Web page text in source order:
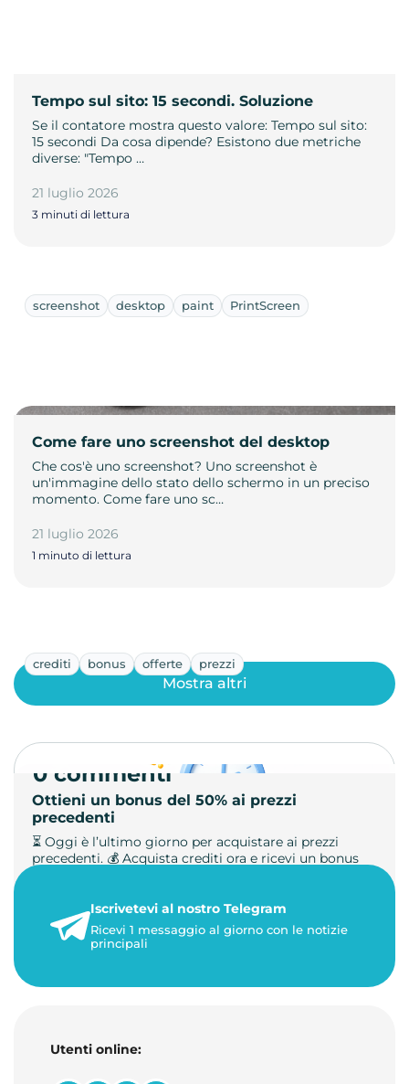
Tempo sul sito: 15 secondi. Soluzione
Se il contatore mostra questo valore: Tempo sul sito:
15 secondi Da cosa dipende? Esistono due metriche
diverse: "Tempo …
21 luglio 2026
3 minuti di lettura
screenshot desktop paint PrintScreen
Come fare uno screenshot del desktop
Che cos'è uno screenshot? Uno screenshot è
un'immagine dello stato dello schermo in un preciso
momento. Come fare uno sc…
21 luglio 2026
1 minuto di lettura
crediti bonus offerte prezzi
Ottieni un bonus del 50% ai prezzi
precedenti
⏳ Oggi è l’ultimo giorno per acquistare ai prezzi
precedenti. 💰 Acquista crediti ora e ricevi un bonus
23 maggio 2026
1 minuto di lettura
Mostra altri
0 commenti
Iscrivetevi al nostro Telegram
Ricevi 1 messaggio al giorno con le notizie
principali
Utenti online: